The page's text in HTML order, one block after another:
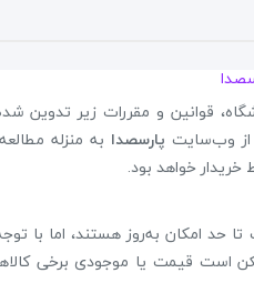
قوانین و مقررات زیر تدوین
وب‌سایت پارسصدا به منزله
خواهد بود.
امکان به‌روز هستند، اما با
است قیمت یا موجودی برخی